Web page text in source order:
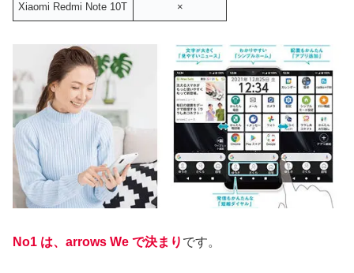
Xiaomi Redmi Note 10T ×
No1 は、arrows We で決まり です。